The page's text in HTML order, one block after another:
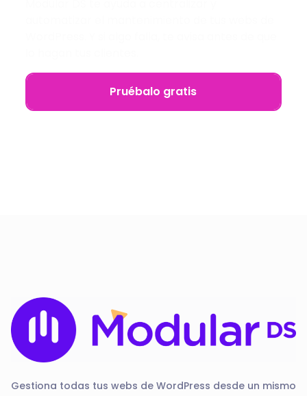
Pruébalo gratis
Gestiona todas tus webs de WordPress desde un mismo